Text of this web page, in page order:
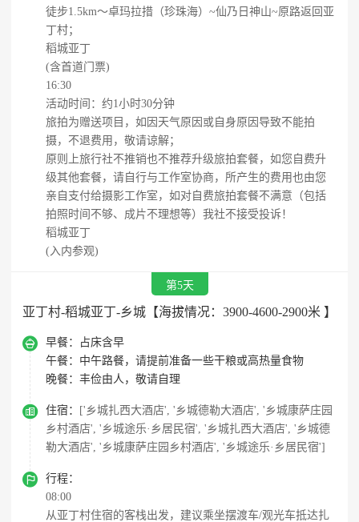
徒步1.5km～卓玛拉措（珍珠海）~仙乃日神山~原路返回亚
丁村；
稻城亚丁
(含首道门票)
16:30
活动时间：约1小时30分钟
旅拍为赠送项目，如因天气原因或自身原因导致不能拍
摄，不退费用，敬请谅解；
原则上旅行社不推销也不推荐升级旅拍套餐，如您自费升
级其他套餐，请自行与工作室协商，所产生的费用也由您
亲自支付给摄影工作室，如对自费旅拍套餐不满意（包括
拍照时间不够、成片不理想等）我社不接受投诉！
稻城亚丁
(入内参观)
第5天
亚丁村-稻城亚丁-乡城【海拔情况：3900-4600-2900米 】
 早餐：
占床含早
午餐： 中午路餐，请提前准备一些干粮或高热量食物
晚餐： 丰俭由人，敬请自理
 住宿：
['乡城扎西大酒店', '乡城德勒大酒店', '乡城康萨庄园
乡村酒店', '乡城途乐·乡居民宿', '乡城扎西大酒店', '乡城德
勒大酒店', '乡城康萨庄园乡村酒店', '乡城途乐·乡居民宿']

行程：
08:00
从亚丁村住宿的客栈出发，建议乘坐摆渡车/观光车抵达扎